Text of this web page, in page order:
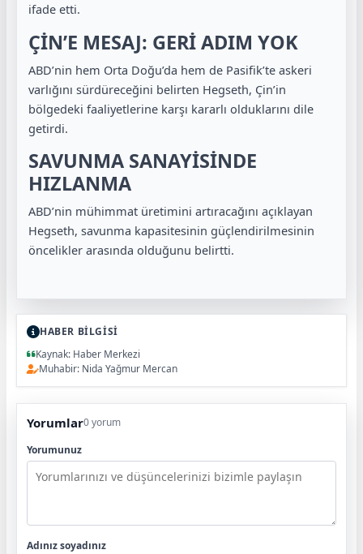
ifade etti.
ÇİN’E MESAJ: GERİ ADIM YOK
ABD’nin hem Orta Doğu’da hem de Pasifik’te askeri
varlığını sürdüreceğini belirten Hegseth, Çin’in
bölgedeki faaliyetlerine karşı kararlı olduklarını dile
getirdi.
SAVUNMA SANAYİSİNDE
HIZLANMA
ABD’nin mühimmat üretimini artıracağını açıklayan
Hegseth, savunma kapasitesinin güçlendirilmesinin
öncelikler arasında olduğunu belirtti.
HABER BİLGİSİ
Kaynak: Haber Merkezi
Muhabir: Nida Yağmur Mercan
Yorumlar0 yorum
Yorumunuz
Adınız soyadınız